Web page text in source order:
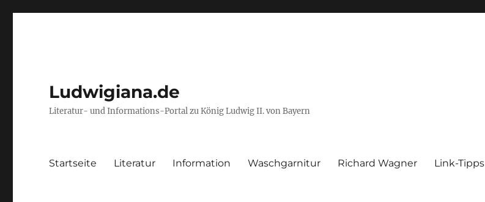
Ludwigiana.de
Literatur- und Informations-Portal zu König Ludwig II. von Bayern
Startseite Literatur Information Waschgarnitur Richard Wagner Link-Tipps